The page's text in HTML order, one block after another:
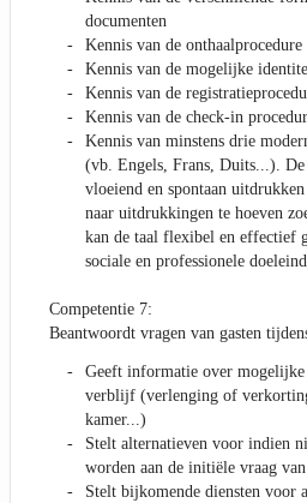
documenten
Kennis van de onthaalprocedure
Kennis van de mogelijke
Kennis van de
Kennis van de check-in
Kennis van minstens drie
(vb. Engels, Frans, Duits...).
vloeiend en spontaan
naar uitdrukkingen te hoeven
kan de taal flexibel en effectief
sociale en professionele
Competentie 7:
Beantwoordt vragen van gasten
Geeft informatie over
verblijf (verlenging of
kamer...)
Stelt alternatieven voor indien
worden aan de initiële vraag
Stelt bijkomende diensten voor